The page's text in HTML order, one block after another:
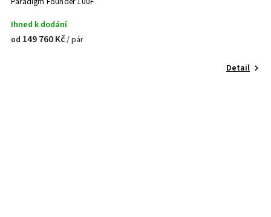
Ihned k dodání
od 149 760 Kč/ pár
Detail